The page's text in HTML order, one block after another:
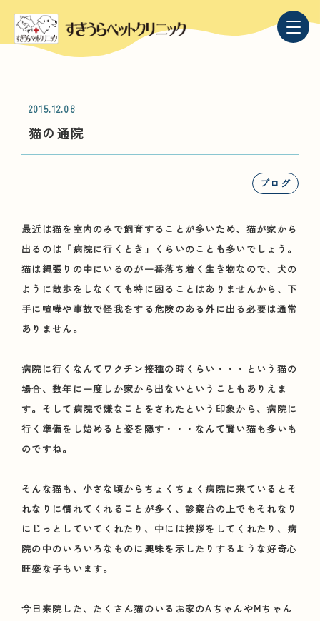
2015.12.08
猫の通院
ブログ
最近は猫を室内のみで飼育することが多いため、猫が家から
出るのは「病院に行くとき」くらいのことも多いでしょう。
猫は縄張りの中にいるのが一番落ち着く生き物なので、犬の
ように散歩をしなくても特に困ることはありませんから、下
手に喧嘩や事故で怪我をする危険のある外に出る必要は通常
ありません。
病院に行くなんてワクチン接種の時くらい・・・という猫の
場合、数年に一度しか家から出ないということもありえま
す。そして病院で嫌なことをされたという印象から、病院に
行く準備をし始めると姿を隠す・・・なんて賢い猫も多いも
のですね。
そんな猫も、小さな頃からちょくちょく病院に来ているとそ
れなりに慣れてくれることが多く、診察台の上でもそれなり
にじっとしていてくれたり、中には挨拶をしてくれたり、病
院の中のいろいろなものに興味を示したりするような好奇心
旺盛な子もいます。
今日来院した、たくさん猫のいるお家のAちゃんやMちゃん